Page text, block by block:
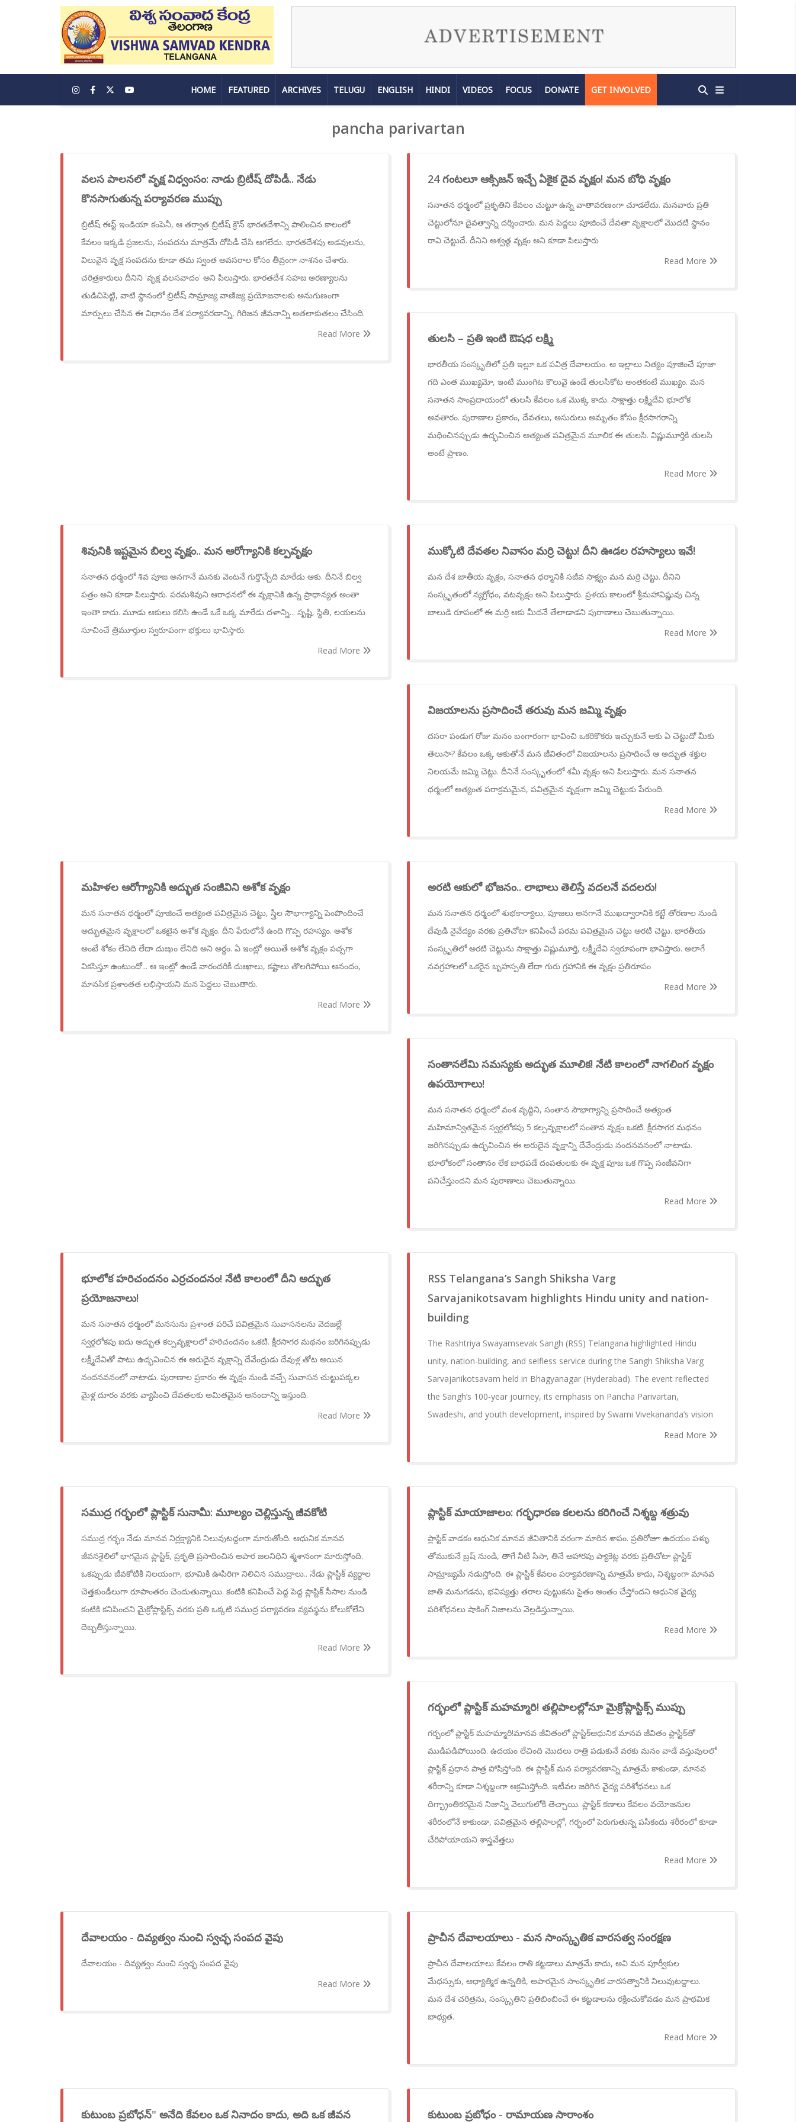
HOME FEATURED ARCHIVES TELUGU ENGLISH HINDI VIDEOS FOCUS DONATE GET INVOLVED
pancha parivartan
వలస పాలనలో వృక్ష విధ్వంసం: నాడు బ్రిటీష్ దోపిడీ.. నేడు
కొనసాగుతున్న పర్యావరణ ముప్పు
బ్రిటీష్ ఈస్ట్ ఇండియా కంపెనీ, ఆ తర్వాత బ్రిటీష్ క్రౌన్ భారతదేశాన్ని పాలించిన కాలంలో
కేవలం ఇక్కడి ప్రజలను, సంపదను మాత్రమే దోపిడీ చేసి ఆగలేదు. భారతదేశపు అడవులను,
విలువైన వృక్ష సంపదను కూడా తమ స్వంత అవసరాల కోసం తీవ్రంగా నాశనం చేశారు.
చరిత్రకారులు దీనిని 'వృక్ష వలసవాదం' అని పిలుస్తారు. భారతదేశ సహజ అరణ్యాలను
తుడిచిపెట్టి, వాటి స్థానంలో బ్రిటీష్ సామ్రాజ్య వాణిజ్య ప్రయోజనాలకు అనుగుణంగా
మార్పులు చేసిన ఈ విధానం దేశ పర్యావరణాన్ని, గిరిజన జీవనాన్ని అతలాకుతలం చేసింది.
Read More
24 గంటలూ ఆక్సిజన్ ఇచ్చే ఏకైక దైవ వృక్షం! మన బోధి వృక్షం
సనాతన ధర్మంలో ప్రకృతిని కేవలం చుట్టూ ఉన్న వాతావరణంగా చూడలేదు. మనవారు ప్రతి
చెట్టులోనూ దైవత్వాన్ని దర్శించారు. మన పెద్దలు పూజించే దేవతా వృక్షాలలో మొదటి స్థానం
రావి చెట్టుదే. దీనిని అశ్వత్థ వృక్షం అని కూడా పిలుస్తారు
Read More
తులసి – ప్రతి ఇంటి ఔషధ లక్ష్మి
భారతీయ సంస్కృతిలో ప్రతి ఇల్లూ ఒక పవిత్ర దేవాలయం. ఆ ఇల్లాలు నిత్యం పూజించే పూజా
గది ఎంత ముఖ్యమో, ఇంటి ముంగిట కొలువై ఉండే తులసికోట అంతకంటే ముఖ్యం. మన
సనాతన సాంప్రదాయంలో తులసి కేవలం ఒక మొక్క కాదు. సాక్షాత్తు లక్ష్మీదేవి భూలోక
అవతారం. పురాణాల ప్రకారం, దేవతలు, అసురులు అమృతం కోసం క్షీరసాగరాన్ని
మథించినప్పుడు ఉద్భవించిన అత్యంత పవిత్రమైన మూలిక ఈ తులసి. విష్ణుమూర్తికి తులసి
అంటే ప్రాణం.
Read More
శివునికి ఇష్టమైన బిల్వ వృక్షం.. మన ఆరోగ్యానికి కల్పవృక్షం
సనాతన ధర్మంలో శివ పూజ అనగానే మనకు వెంటనే గుర్తొచ్చేది మారేడు ఆకు. దీనినే బిల్వ
పత్రం అని కూడా పిలుస్తారు. పరమశివుని ఆరాధనలో ఈ వృక్షానికి ఉన్న ప్రాధాన్యత అంతా
ఇంతా కాదు. మూడు ఆకులు కలిసి ఉండే ఒకే ఒక్క మారేడు దళాన్ని... సృష్టి, స్థితి, లయలను
సూచించే త్రిమూర్తుల స్వరూపంగా భక్తులు భావిస్తారు.
Read More
ముక్కోటి దేవతల నివాసం మర్రి చెట్టు! దీని ఊడల రహస్యాలు ఇవే!
మన దేశ జాతీయ వృక్షం, సనాతన ధర్మానికి సజీవ సాక్ష్యం మన మర్రి చెట్టు. దీనిని
సంస్కృతంలో న్యగ్రోధం, వటవృక్షం అని పిలుస్తారు. ప్రళయ కాలంలో శ్రీమహావిష్ణువు చిన్న
బాలుడి రూపంలో ఈ మర్రి ఆకు మీదనే తేలాడాడని పురాణాలు చెబుతున్నాయి.
Read More
విజయాలను ప్రసాదించే తరువు మన జమ్మి వృక్షం
దసరా పండుగ రోజు మనం బంగారంగా భావించి ఒకరికొకరు ఇచ్చుకునే ఆకు ఏ చెట్టుదో మీకు
తెలుసా? కేవలం ఒక్క ఆకుతోనే మన జీవితంలో విజయాలను ప్రసాదించే ఆ అద్భుత శక్తుల
నిలయమే జమ్మి చెట్టు. దీనినే సంస్కృతంలో శమీ వృక్షం అని పిలుస్తారు. మన సనాతన
ధర్మంలో అత్యంత పరాక్రమమైన, పవిత్రమైన వృక్షంగా జమ్మి చెట్టుకు పేరుంది.
Read More
మహిళల ఆరోగ్యానికి అద్భుత సంజీవిని అశోక వృక్షం
మన సనాతన ధర్మంలో పూజించే అత్యంత పవిత్రమైన చెట్టు, స్త్రీల సౌభాగ్యాన్ని పెంపొందించే
అద్భుతమైన వృక్షాలలో ఒకటైన అశోక వృక్షం. దీని పేరులోనే ఉంది గొప్ప రహస్యం. అశోక
అంటే శోకం లేనిది లేదా దుఃఖం లేనిది అని అర్థం. ఏ ఇంట్లో అయితే అశోక వృక్షం పచ్చగా
వికసిస్తూ ఉంటుందో... ఆ ఇంట్లో ఉండే వారందరికీ దుఃఖాలు, కష్టాలు తొలగిపోయి ఆనందం,
మానసిక ప్రశాంతత లభిస్తాయని మన పెద్దలు చెబుతారు.
Read More
అరటి ఆకులో భోజనం.. లాభాలు తెలిస్తే వదలనే వదలరు!
మన సనాతన ధర్మంలో శుభకార్యాలు, పూజలు అనగానే ముఖద్వారానికి కట్టే తోరణాల నుండి
దేవుడి నైవేద్యం వరకు ప్రతిచోటా కనిపించే పరమ పవిత్రమైన చెట్టు అరటి చెట్టు. భారతీయ
సంస్కృతిలో అరటి చెట్టును సాక్షాత్తు విష్ణుమూర్తి, లక్ష్మీదేవి స్వరూపంగా భావిస్తారు. అలాగే
నవగ్రహాలలో ఒకరైన బృహస్పతి లేదా గురు గ్రహానికి ఈ వృక్షం ప్రతిరూపం
Read More
సంతానలేమి సమస్యకు అద్భుత మూలిక! నేటి కాలంలో నాగలింగ వృక్షం
ఉపయోగాలు!
మన సనాతన ధర్మంలో వంశ వృద్ధిని, సంతాన సౌభాగ్యాన్ని ప్రసాదించే అత్యంత
మహిమాన్వితమైన స్వర్గలోకపు 5 కల్పవృక్షాలలో సంతాన వృక్షం ఒకటి. క్షీరసాగర మథనం
జరిగినప్పుడు ఉద్భవించిన ఈ అరుదైన వృక్షాన్ని దేవేంద్రుడు నందనవనంలో నాటాడు.
భూలోకంలో సంతానం లేక బాధపడే దంపతులకు ఈ వృక్ష పూజ ఒక గొప్ప సంజీవనిగా
పనిచేస్తుందని మన పురాణాలు చెబుతున్నాయి.
Read More
భూలోక హరిచందనం ఎర్రచందనం! నేటి కాలంలో దీని అద్భుత
ప్రయోజనాలు!
మన సనాతన ధర్మంలో మనసును ప్రశాంత పరిచే పవిత్రమైన సువాసనలను వెదజల్లే
స్వర్గలోకపు ఐదు అద్భుత కల్పవృక్షాలలో హరిచందనం ఒకటి. క్షీరసాగర మథనం జరిగినప్పుడు
లక్ష్మీదేవితో పాటు ఉద్భవించిన ఈ అరుదైన వృక్షాన్ని దేవేంద్రుడు దేవుళ్ల తోట అయిన
నందనవనంలో నాటాడు. పురాణాల ప్రకారం ఈ వృక్షం నుండి వచ్చే సువాసన చుట్టుపక్కల
మైళ్ల దూరం వరకు వ్యాపించి దేవతలకు అమితమైన ఆనందాన్ని ఇస్తుంది.
Read More
RSS Telangana’s Sangh Shiksha Varg
Sarvajanikotsavam highlights Hindu unity and nation-
building
The Rashtriya Swayamsevak Sangh (RSS) Telangana highlighted Hindu
unity, nation-building, and selfless service during the Sangh Shiksha Varg
Sarvajanikotsavam held in Bhagyanagar (Hyderabad). The event reflected
the Sangh’s 100-year journey, its emphasis on Pancha Parivartan,
Swadeshi, and youth development, inspired by Swami Vivekananda’s vision
Read More
సముద్ర గర్భంలో ప్లాస్టిక్ సునామీ: మూల్యం చెల్లిస్తున్న జీవకోటి
సముద్ర గర్భం నేడు మానవ నిర్లక్ష్యానికి నిలువుటద్దంగా మారుతోంది. ఆధునిక మానవ
జీవనశైలిలో భాగమైన ప్లాస్టిక్, ప్రకృతి ప్రసాదించిన అపార జలనిధిని శ్మశానంగా మారుస్తోంది.
ఒకప్పుడు జీవకోటికి నిలయంగా, భూమికి ఊపిరిగా నిలిచిన సముద్రాలు.. నేడు ప్లాస్టిక్ వ్యర్థాల
చెత్తకుండీలుగా రూపాంతరం చెందుతున్నాయి. కంటికి కనిపించే పెద్ద పెద్ద ప్లాస్టిక్ సీసాల నుండి
కంటికి కనిపించని మైక్రోప్లాస్టిక్స్ వరకు ప్రతి ఒక్కటి సముద్ర పర్యావరణ వ్యవస్థను కోలుకోలేని
దెబ్బతీస్తున్నాయి.
Read More
ప్లాస్టిక్ మాయాజాలం: గర్భధారణ కలలను కరిగించే నిశ్శబ్ద శత్రువు
ప్లాస్టిక్ వాడకం ఆధునిక మానవ జీవితానికి వరంగా మారిన శాపం. ప్రతిరోజూ ఉదయం పళ్ళు
తోముకునే బ్రష్ నుండి, తాగే నీటి సీసా, తినే ఆహారపు ప్యాకెట్ల వరకు ప్రతిచోటా ప్లాస్టిక్
సామ్రాజ్యమే నడుస్తోంది. ఈ ప్లాస్టిక్ కేవలం పర్యావరణాన్ని మాత్రమే కాదు, నిశ్శబ్దంగా మానవ
జాతి మనుగడను, భవిష్యత్తు తరాల పుట్టుకను సైతం అంతం చేస్తోందని ఆధునిక వైద్య
పరిశోధనలు షాకింగ్ నిజాలను వెల్లడిస్తున్నాయి.
Read More
గర్భంలో ప్లాస్టిక్ మహమ్మారి! తల్లిపాలల్లోనూ మైక్రోప్లాస్టిక్స్ ముప్పు
గర్భంలో ప్లాస్టిక్ మహమ్మారి!మానవ జీవితంలో ప్లాస్టిక్ఆధునిక మానవ జీవితం ప్లాస్టిక్‌తో
ముడిపడిపోయింది. ఉదయం లేచింది మొదలు రాత్రి పడుకునే వరకు మనం వాడే వస్తువులలో
ప్లాస్టిక్ ప్రధాన పాత్ర పోషిస్తోంది. ఈ ప్లాస్టిక్ మన పర్యావరణాన్ని మాత్రమే కాకుండా, మానవ
శరీరాన్ని కూడా నిశ్శబ్దంగా ఆక్రమిస్తోంది. ఇటీవల జరిగిన వైద్య పరిశోధనలు ఒక
దిగ్భ్రాంతికరమైన నిజాన్ని వెలుగులోకి తెచ్చాయి. ప్లాస్టిక్ కణాలు కేవలం వయోజనుల
శరీరంలోనే కాకుండా, పవిత్రమైన తల్లిపాలల్లో, గర్భంలో పెరుగుతున్న పసికందు శరీరంలో కూడా
చేరిపోయాయని శాస్త్రవేత్తలు
Read More
దేవాలయం - దివ్యత్వం నుంచి స్వచ్ఛ సంపద వైపు
దేవాలయం - దివ్యత్వం నుంచి స్వచ్ఛ సంపద వైపు
Read More
ప్రాచీన దేవాలయాలు - మన సాంస్కృతిక వారసత్వ సంరక్షణ
ప్రాచీన దేవాలయాలు కేవలం రాతి కట్టడాలు మాత్రమే కాదు, అవి మన పూర్వీకుల
మేధస్సుకు, ఆధ్యాత్మిక ఉన్నతికి, అపారమైన సాంస్కృతిక వారసత్వానికి నిలువుటద్దాలు.
మన దేశ చరిత్రను, సంస్కృతిని ప్రతిబింబించే ఈ కట్టడాలను రక్షించుకోవడం మన ప్రాథమిక
బాధ్యత.
Read More
కుటుంబ ప్రబోధన్" అనేది కేవలం ఒక నినాదం కాదు, అది ఒక జీవన కుటుంబ ప్రబోధం - రామాయణ సారాంశం